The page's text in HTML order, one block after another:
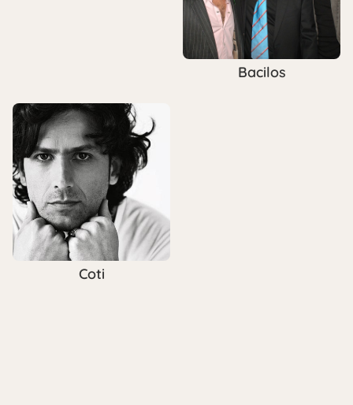
Bacilos
Coti